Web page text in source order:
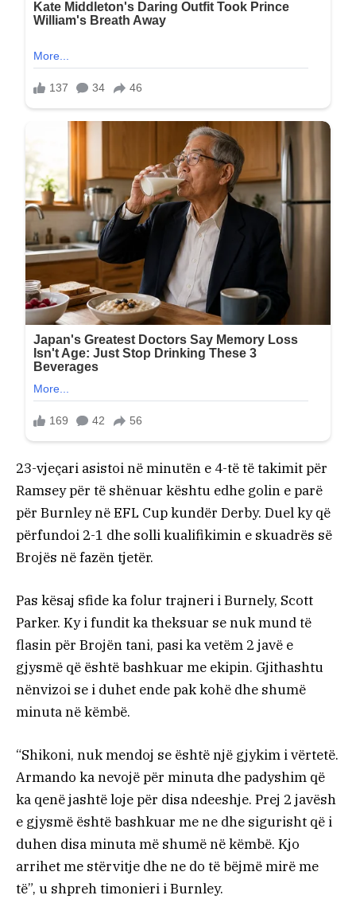
23-vjeçari asistoi në minutën e 4-të të takimit për
Ramsey për të shënuar kështu edhe golin e parë
për Burnley në EFL Cup kundër Derby. Duel ky që
përfundoi 2-1 dhe solli kualifikimin e skuadrës së
Brojës në fazën tjetër.
Pas kësaj sfide ka folur trajneri i Burnely, Scott
Parker. Ky i fundit ka theksuar se nuk mund të
flasin për Brojën tani, pasi ka vetëm 2 javë e
gjysmë që është bashkuar me ekipin. Gjithashtu
nënvizoi se i duhet ende pak kohë dhe shumë
minuta në këmbë.
“Shikoni, nuk mendoj se është një gjykim i vërtetë.
Armando ka nevojë për minuta dhe padyshim që
ka qenë jashtë loje për disa ndeeshje. Prej 2 javësh
e gjysmë është bashkuar me ne dhe sigurisht që i
duhen disa minuta më shumë në këmbë. Kjo
arrihet me stërvitje dhe ne do të bëjmë mirë me
të”, u shpreh timonieri i Burnley.